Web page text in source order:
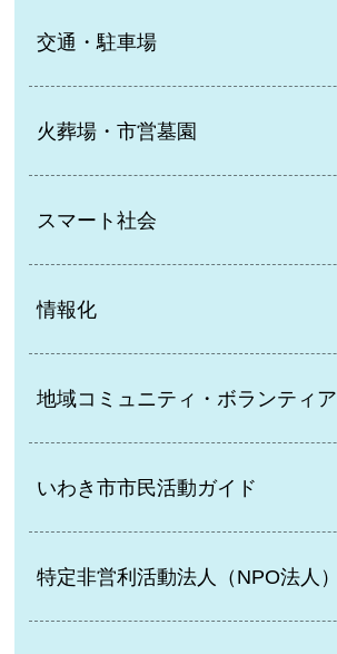
交通・駐車場
火葬場・市営墓園
スマート社会
情報化
地域コミュニティ・ボランティア
いわき市市民活動ガイド
特定非営利活動法人（NPO法人）